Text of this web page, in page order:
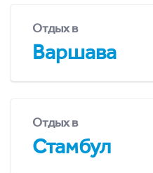
Отдых в
Варшава
Отдых в
Стамбул